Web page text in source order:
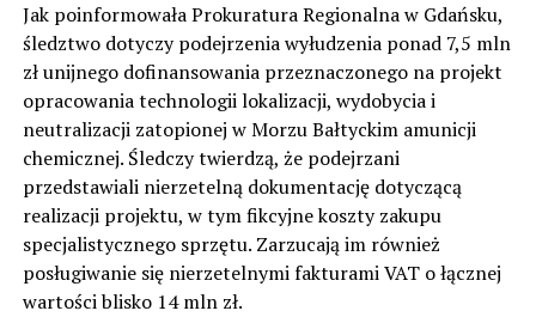
Jak poinformowała Prokuratura Regionalna w Gdańsku,
śledztwo dotyczy podejrzenia wyłudzenia ponad 7,5 mln
zł unijnego dofinansowania przeznaczonego na projekt
opracowania technologii lokalizacji, wydobycia i
neutralizacji zatopionej w Morzu Bałtyckim amunicji
chemicznej. Śledczy twierdzą, że podejrzani
przedstawiali nierzetelną dokumentację dotyczącą
realizacji projektu, w tym fikcyjne koszty zakupu
specjalistycznego sprzętu. Zarzucają im również
posługiwanie się nierzetelnymi fakturami VAT o łącznej
wartości blisko 14 mln zł.